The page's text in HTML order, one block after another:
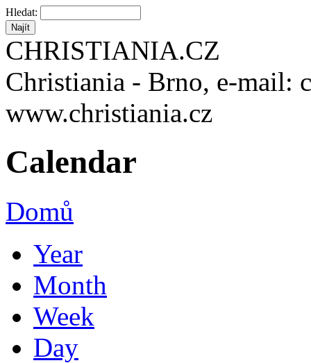
Hledat:
CHRISTIANIA.CZ
Christiania - Brno, e-mail:
www.christiania.cz
Calendar
Domů
Year
Month
Week
Day